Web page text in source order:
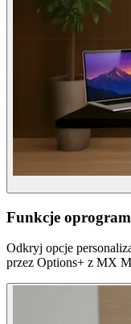
Funkcje
Odkryj opcje
przez Options+ z MX